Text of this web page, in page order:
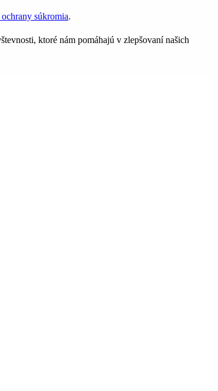
ochrany súkromia.
ktoré nám pomáhajú v zlepšovaní našich